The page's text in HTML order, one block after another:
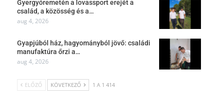
Gyergyóremetén a lovassport erejét a
család, a közösség és a…
aug 4, 2026
Gyapjúból ház, hagyományból jövő: családi
manufaktúra őrzi a…
aug 4, 2026
ELŐZŐ KÖVETKEZŐ 1 A 1 414